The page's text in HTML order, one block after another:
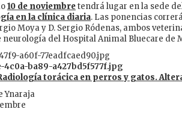
10 de noviembretendrá lugar en la sede
en la clínica diaria. Las ponencias
Moya y D. Sergio Ródenas, ambos
del Hospital Animal Bluecare de
torácica en perros y gatos.
Ynaraja